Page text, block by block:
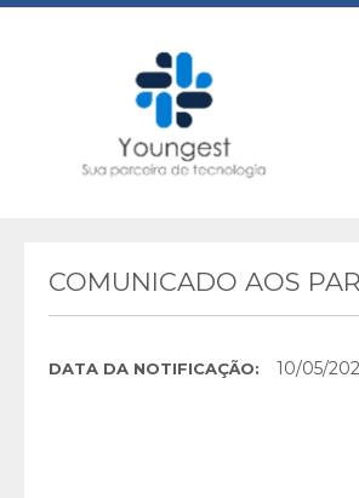
COMUNICADO AOS
DATA DA NOTIFICAÇÃO: 10/05/